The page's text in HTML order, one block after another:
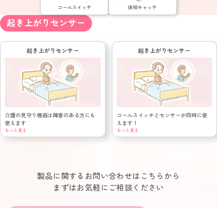
コールスイッチ 徘徊キャッチ
起き上がりセンサー
起き上がりセンサー
介護の見守り機器は障害のある方にも
使えます
もっと見る
起き上がりセンサー
コールスイッチとセンサーが同時に使
えます！
もっと見る
製品に関するお問い合わせはこちらから
まずはお気軽にご相談ください